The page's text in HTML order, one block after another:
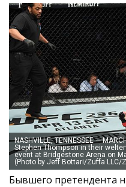
NASHVILLE, TENNESSEE —
Stephen Thompson in their
event at Bridgestone Arena on
(Photo by Jeff Bottari/Zuffa LLC/
Бывшего претендента